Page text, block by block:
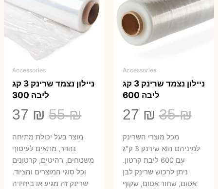
Accessories
ניילון נצמד שרינק 3 קג
ליבה 600
35₪
המחיר
המקורי
היה:
35 ₪.
27 ₪
הנוכחי
הוא:
מכל מוצרי השרינק
למיניהם הוא שירנק 3 ק"ג
עם 600 ליבת קרטון.
ניתן לרכוש שרינק לבן
אטום, שחור אטום, שקוף
Accessories
ניילון נצמד שרינק 3 קג
ליבה 300
55₪
המחיר
המקורי
היה:
55 ₪.
37 ₪
₪.
מוצר בעל יכולת מתיחה
נהדר, מתאים לעיטוף
משטחים, רהיטים, קרטונים
וכל סוגי המוצרים והציוד.
שרינק זה מגיע או ביחידה